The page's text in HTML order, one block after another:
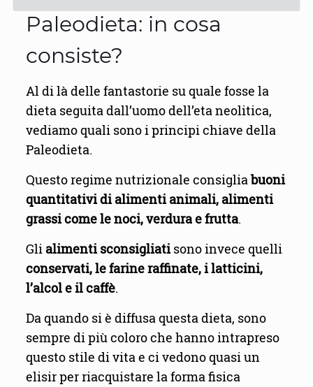
Paleodieta: in cosa
consiste?
Al di là delle fantastorie su quale fosse la
dieta seguita dall’uomo dell’eta neolitica,
vediamo quali sono i principi chiave della
Paleodieta.
Questo regime nutrizionale consigliabuoni
quantitativi di alimenti animali, alimenti
grassi come le noci, verdura e frutta.
Gli alimenti sconsigliatisono invece quelli
conservati, le farine raffinate, i latticini,
l’alcol e il caffè.
Da quando si è diffusa questa dieta, sono
sempre di più coloro che hanno intrapreso
questo stile di vita e ci vedono quasi un
elisir per riacquistare la forma fisica